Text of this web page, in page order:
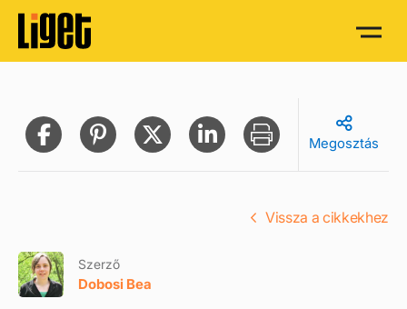
Megosztás
Szerző
Dobosi Bea
Vissza a cikkekhez